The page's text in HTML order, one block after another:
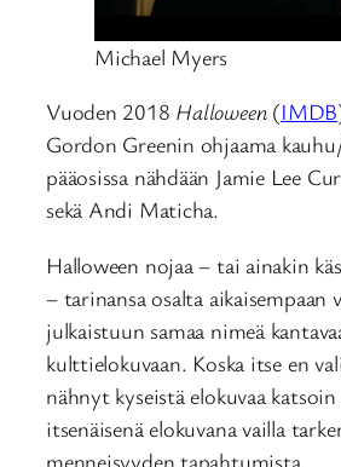
Michael Myers
Vuoden 2018 Halloween (IMDB
Gordon Greenin ohjaama
pääosissa nähdään Jamie Lee
sekä Andi Maticha.
Halloween nojaa – tai ainakin
– tarinansa osalta aikaisempaan
julkaistuun samaa nimeä
kulttielokuvaan. Koska itse en
nähnyt kyseistä elokuvaa
itsenäisenä elokuvana vailla
menneisyyden tapahtumista.